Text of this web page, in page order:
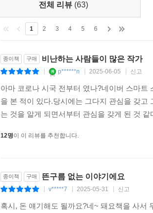
전체 리뷰 (63)
1 2 3 4 5 6
종이책 구매 비난하는 사람들이 많은 작가
p******n 2025-06-05 신고
아마 코로나 시국 전부터 였나?네이버 스마
을 본 적이 있다.당시에는 그다지 관심을 갖
는 것을 알게 되면서부터 관심을 갖게 된 것
12명이 이 리뷰를 추천합니다.
종이책 구매 뜬구름 없는 이야기에요
v*****7 2025-05-31 신고
혹시, 돈 얘기해도 될까요?네~ 돼요책을 사서